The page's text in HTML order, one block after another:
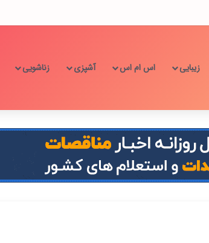
زیبایی اس ام اس آشپزی زناشویی